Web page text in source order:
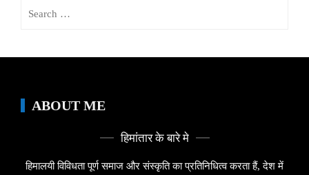
ABOUT ME
हिमांतार के बारे मे
हिमालयी विविधता पूर्ण समाज और संस्कृति का प्रतिनिधित्व करता हैं, देश में